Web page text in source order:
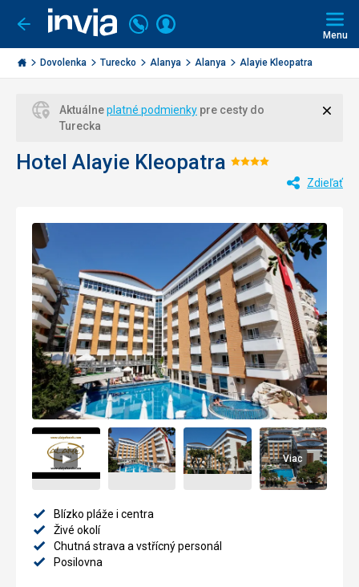
Ísť
späť
Invia.sk
Volajte
+421
2
3221
Prihlásiť
Menu
Dovolenka Turecko Alanya Alanya Alayie Kleopatra
Aktuálneplatné podmienky pre cesty do
Turecka
Hotel Alayie Kleopatra Hodnotenie:
Zdieľať
Viac
Blízko pláže i centra
Živé okolí
Chutná strava a vstřícný personál
Posilovna